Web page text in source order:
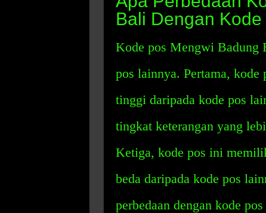
Bali Dengan
Kode pos Mengwi Badung
pos lainnya. Pertama,
tinggi daripada kode pos
tingkat keterangan yang
Ketiga, kode pos ini
beda daripada kode pos
perbedaan dengan kode